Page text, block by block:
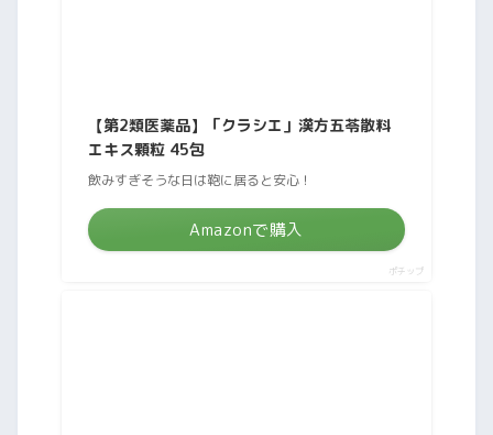
【第2類医薬品】「クラシエ」漢方五苓散料
エキス顆粒 45包
飲みすぎそうな日は鞄に居ると安心！
Amazonで購入
ポチップ